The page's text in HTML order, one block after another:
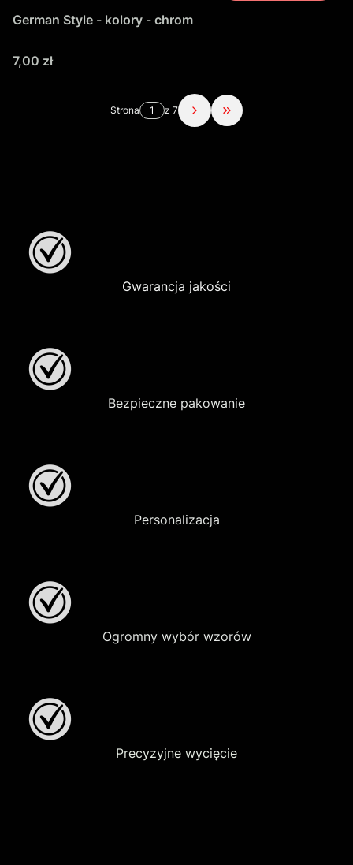
German Style - kolory - chrom
Cena
7,00 zł
Strona z 7 Przejdź do ostatniej
Gwarancja jakości
Bezpieczne pakowanie
Personalizacja
Ogromny wybór wzorów
Precyzyjne wycięcie